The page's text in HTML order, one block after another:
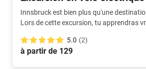
Innsbruck est bien plus qu'une
Lors de cette excursion, tu apprendras
vrai local et sait te montrer les plus
5.0 (2)
à partir de 129